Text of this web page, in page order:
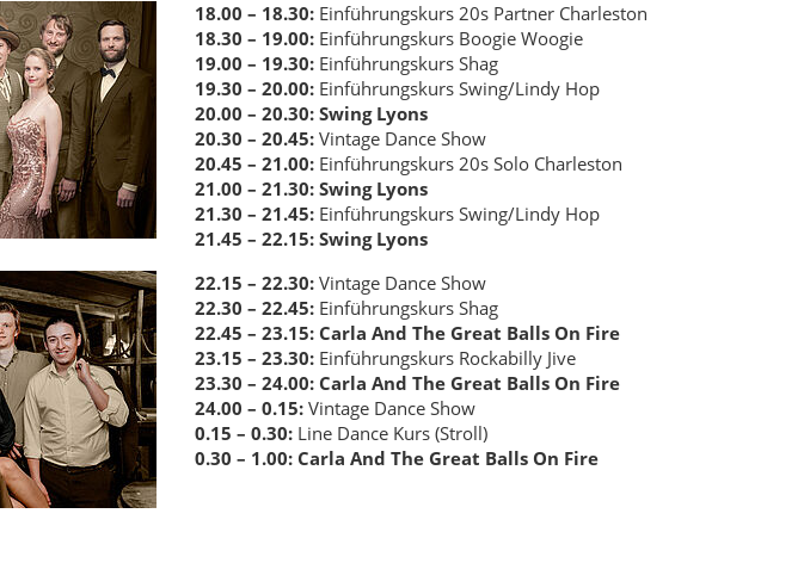
18.00 – 18.30: Einführungskurs 20s Partner Charleston
18.30 – 19.00: Einführungskurs Boogie Woogie
19.00 – 19.30: Einführungskurs Shag
19.30 – 20.00: Einführungskurs Swing/Lindy Hop
20.00 – 20.30: Swing Lyons
20.30 – 20.45: Vintage Dance Show
20.45 – 21.00: Einführungskurs 20s Solo Charleston
21.00 – 21.30: Swing Lyons
21.30 – 21.45: Einführungskurs Swing/Lindy Hop
21.45 – 22.15: Swing Lyons
22.15 – 22.30: Vintage Dance Show
22.30 – 22.45: Einführungskurs Shag
22.45 – 23.15: Carla And The Great Balls On Fire
23.15 – 23.30: Einführungskurs Rockabilly Jive
23.30 – 24.00: Carla And The Great Balls On Fire
24.00 – 0.15: Vintage Dance Show
0.15 – 0.30: Line Dance Kurs (Stroll)
0.30 – 1.00: Carla And The Great Balls On Fire